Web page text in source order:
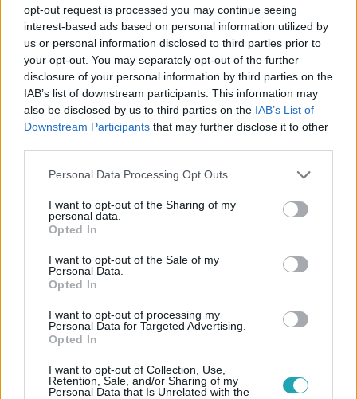
opt-out request is processed you may continue seeing
interest-based ads based on personal information utilized by
us or personal information disclosed to third parties prior to
your opt-out. You may separately opt-out of the further
disclosure of your personal information by third parties on the
IAB’s list of downstream participants. This information may
also be disclosed by us to third parties on the IAB’s List of
Downstream Participants that may further disclose it to other
Please note that this website/app uses one or more Google
not limited to your visit or usage behaviour. You may click to
grant or deny consent to Google and its third-party tags to
use your data for below specified purposes in below Google
consent section.
Personal Data Processing Opt Outs
I want to opt-out of the Sharing of my
personal data.
Opted In
I want to opt-out of the Sale of my
Personal Data.
Opted In
I want to opt-out of processing my
Personal Data for Targeted Advertising.
Opted In
I want to opt-out of Collection, Use,
Retention, Sale, and/or Sharing of my
Personal Data that Is Unrelated with the
Kövess minket, és értesülj a friss hírekről a
Facebookon is!
Követem
FÓKUSZ #
TIZENKÉT OKOS EMBER GAMESHOW KVÍZMŰSOR